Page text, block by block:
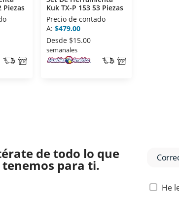
Piezas
Kuk TX-P 153 53 Piezas
Precio de contado
A: $479.00
Desde $15.00
semanales
de todo lo que
tenemos para ti.
He